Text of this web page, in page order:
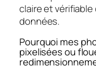
claire et
données.
Pourquoi mes
pixelisées ou